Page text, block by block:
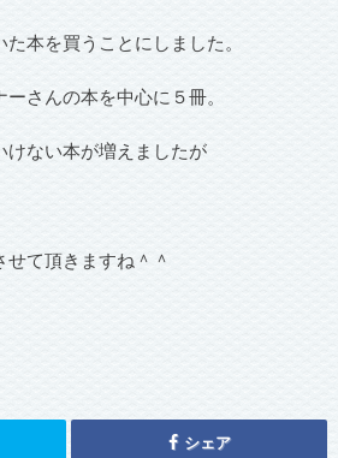
本を買うことにしました。
さんの本を中心に５冊。
けない本が増えましたが
せて頂きますね＾＾
シェア